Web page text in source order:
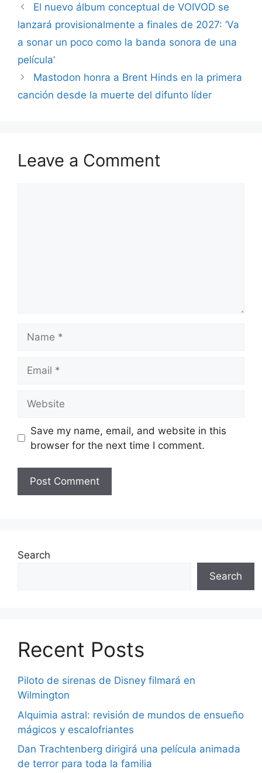
El nuevo álbum conceptual de VOIVOD se
lanzará provisionalmente a finales de 2027: ‘Va
a sonar un poco como la banda sonora de una
película’
Mastodon honra a Brent Hinds en la primera
canción desde la muerte del difunto líder
Leave a Comment
Save my name, email, and website in this
browser for the next time I comment.
Search
Search
Recent Posts
Piloto de sirenas de Disney filmará en
Wilmington
Alquimia astral: revisión de mundos de ensueño
mágicos y escalofriantes
Dan Trachtenberg dirigirá una película animada
de terror para toda la familia